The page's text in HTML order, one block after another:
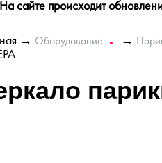
сайте происходит
→ Оборудование →